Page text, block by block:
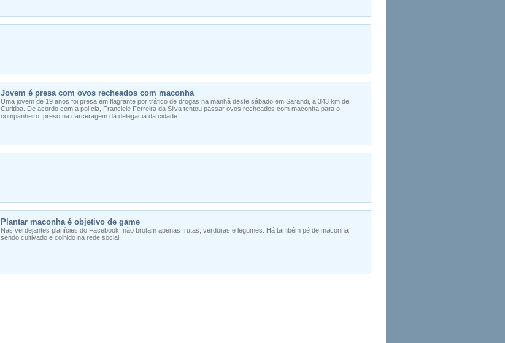
Jovem é presa com ovos recheados com maconha
Uma jovem de 19 anos foi presa em flagrante por tráfico de drogas na manhã deste sábado em Sarandi, a 343 km de
Curitiba. De acordo com a polícia, Franciele Ferreira da Silva tentou passar ovos recheados com maconha para o
companheiro, preso na carceragem da delegacia da cidade.
Plantar maconha é objetivo de game
Nas verdejantes planícies do Facebook, não brotam apenas frutas, verduras e legumes. Há também pé de maconha
sendo cultivado e colhido na rede social.